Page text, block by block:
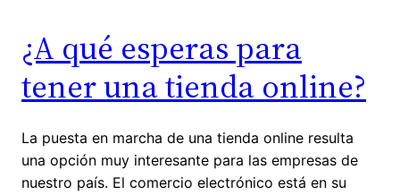
¿A qué esperas para
tener una tienda online?
La puesta en marcha de una tienda online resulta
una opción muy interesante para las empresas de
nuestro país. El comercio electrónico está en su